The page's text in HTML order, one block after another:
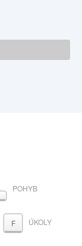
POHYB
F ÚKOLY